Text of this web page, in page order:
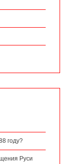
году?
Руси